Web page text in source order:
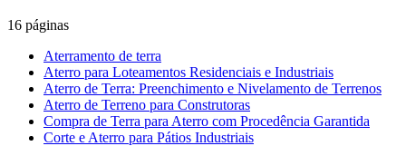
16 páginas
Aterramento de terra
Aterro para Loteamentos Residenciais e Industriais
Aterro de Terra: Preenchimento e Nivelamento de Terrenos
Aterro de Terreno para Construtoras
Compra de Terra para Aterro com Procedência Garantida
Corte e Aterro para Pátios Industriais